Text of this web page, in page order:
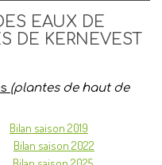
EAUX DE
DE KERNEVEST
(plantes de haut de
Bilan saison 2019
Bilan saison 2022